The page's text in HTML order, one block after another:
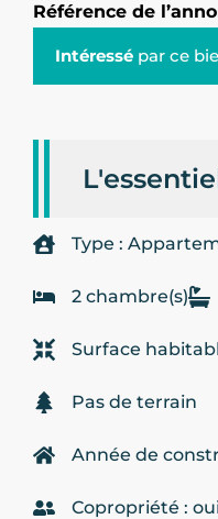
Référence de
Intéressé par ce
Type :
2 chambre(s)
Surface
Pas de terrain
Année de
Copropriété :